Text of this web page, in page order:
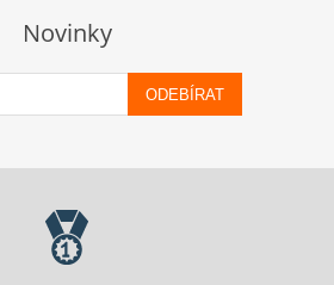
Novinky
ODEBÍRAT